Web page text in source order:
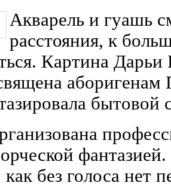
Акварель и гуашь
расстояния, к
Картина
бытовой
как без голоса нет